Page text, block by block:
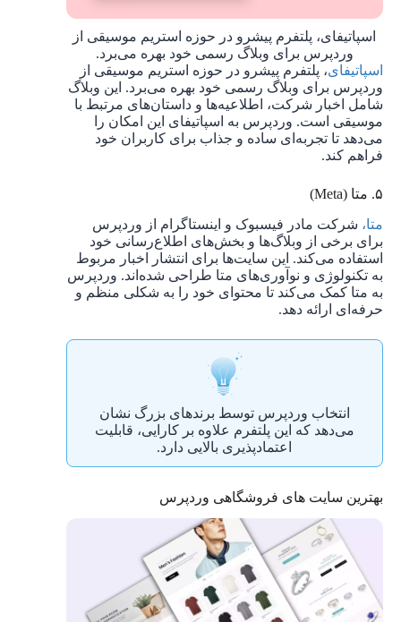
اسپاتیفای، پلتفرم پیشرو در حوزه استریم موسیقی از
وردپرس برای وبلاگ رسمی خود بهره می‌برد.
اسپاتیفای، پلتفرم پیشرو در حوزه استریم موسیقی از
وردپرس برای وبلاگ رسمی خود بهره می‌برد. این وبلاگ
شامل اخبار شرکت، اطلاعیه‌ها و داستان‌های مرتبط با
موسیقی است. وردپرس به اسپاتیفای این امکان را
می‌دهد تا تجربه‌ای ساده و جذاب برای کاربران خود
فراهم کند.
۵. متا (Meta)
متا، شرکت مادر فیسبوک و اینستاگرام از وردپرس
برای برخی از وبلاگ‌ها و بخش‌های اطلاع‌رسانی خود
استفاده می‌کند. این سایت‌ها برای انتشار اخبار مربوط
به تکنولوژی و نوآوری‌های متا طراحی شده‌اند. وردپرس
به متا کمک می‌کند تا محتوای خود را به ‌شکلی منظم و
حرفه‌ای ارائه دهد.
انتخاب وردپرس توسط برندهای بزرگ نشان
می‌دهد که این پلتفرم علاوه بر کارایی، قابلیت
اعتمادپذیری بالایی دارد.
بهترین سایت های فروشگاهی وردپرس